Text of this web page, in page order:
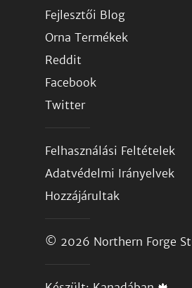
Fejlesztői Blog
Orna Termékek
Reddit
Facebook
Twitter
Felhasználási Feltételek
Adatvédelmi Irányelvek
Hozzájárultak
© 2026 Northern Forge